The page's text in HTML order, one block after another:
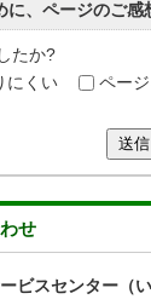
、ページのご感
たか?
にくい ペー
送信
せ
スセンター（い